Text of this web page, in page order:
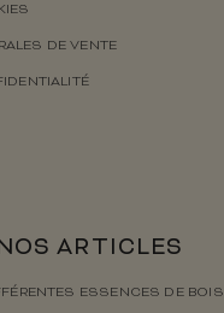
DE VENTE
ARTICLES
ESSENCES DE BOIS